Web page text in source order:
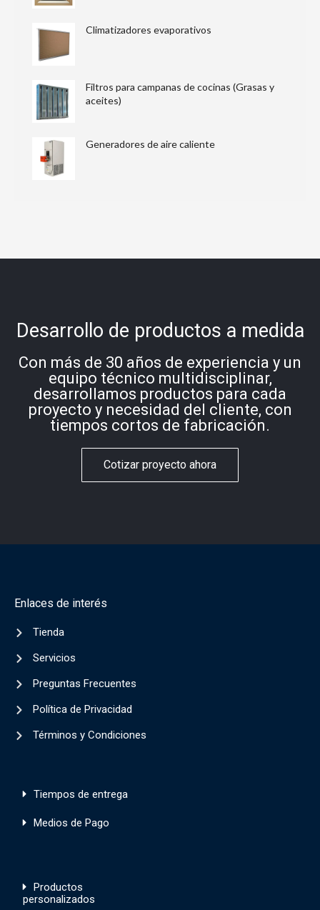
Climatizadores evaporativos
Filtros para campanas de cocinas (Grasas y
aceites)
Generadores de aire caliente
Desarrollo de productos a medida
Con más de 30 años de experiencia y un
equipo técnico multidisciplinar,
desarrollamos productos para cada
proyecto y necesidad del cliente, con
tiempos cortos de fabricación.
Cotizar proyecto ahora
Enlaces de interés
Tienda
Servicios
Preguntas Frecuentes
Política de Privacidad
Términos y Condiciones
Tiempos de entrega
Medios de Pago
Productos
personalizados